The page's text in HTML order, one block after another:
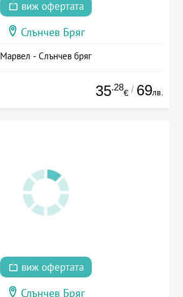
виж офертата
Слънчев Бряг
Марвел - Слънчев бряг
35.28
€ / 69лв.
виж офертата
Слънчев Бряг